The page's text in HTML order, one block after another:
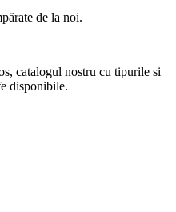
de la noi.
catalogul nostru cu tipurile si
disponibile.